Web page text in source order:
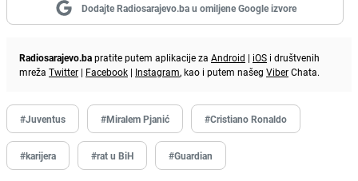
Dodajte Radiosarajevo.ba u omiljene Google izvore
Radiosarajevo.bapratite putem aplikacije za Android | iOS i društvenih
mreža Twitter | Facebook | Instagram, kao i putem našeg ViberChata.
#Juventus #Miralem Pjanić #Cristiano Ronaldo
#karijera #rat u BiH #Guardian